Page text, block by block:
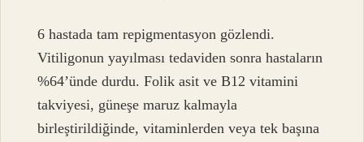
6 hastada tam repigmentasyon gözlendi.
Vitiligonun yayılması tedaviden sonra hastaların
%64’ünde durdu. Folik asit ve B12 vitamini
takviyesi, güneşe maruz kalmayla
birleştirildiğinde, vitaminlerden veya tek başına